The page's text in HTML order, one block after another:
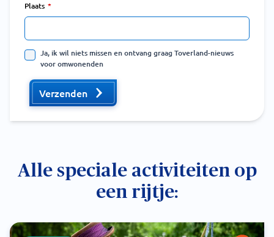
Plaats
Ja, ik wil niets missen en ontvang graag Toverland-nieuws
voor omwonenden
Verzenden
Alle speciale activiteiten op
een rijtje: